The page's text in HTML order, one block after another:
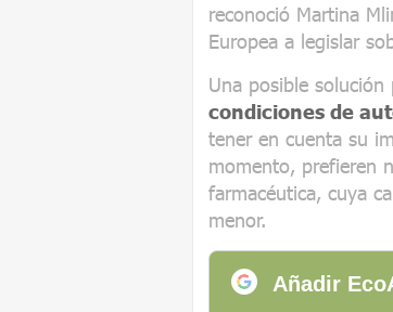
reconoció Martina
Europea a legislar
Una posible solución
condiciones de
tener en cuenta su
momento, prefieren
farmacéutica, cuya
menor.
Añadir